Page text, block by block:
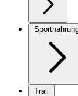
Trail